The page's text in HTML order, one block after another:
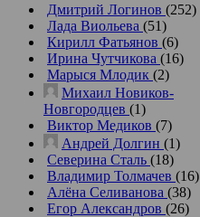
Дмитрий Логинов (252)
Лада Виольева (51)
Кирилл Фатьянов (6)
Ирина Чутчикова (16)
Марыся Млодик (2)
Михаил Новиков-
Новгородцев (1)
Виктор Медиков (7)
Андрей Долгин (1)
Северина Сталь (18)
Владимир Толмачев (16)
Алёна Селиванова (38)
Егор Александров (26)